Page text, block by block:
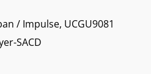
/ Impulse, UCGU9081
SACD